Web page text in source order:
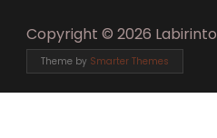
Copyright © 2026 Labirinto
Theme by Smarter Themes